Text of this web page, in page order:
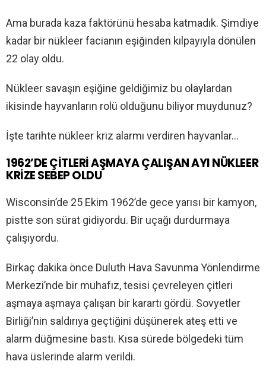
Ama burada kaza faktörünü hesaba katmadık. Şimdiye
kadar bir nükleer facianın eşiğinden kılpayıyla dönülen
22 olay oldu.
Nükleer savaşın eşiğine geldiğimiz bu olaylardan
ikisinde hayvanların rolü olduğunu biliyor muydunuz?
İşte tarihte nükleer kriz alarmı verdiren hayvanlar…
1962’DE ÇİTLERİ AŞMAYA ÇALIŞAN AYI NÜKLEER
KRİZE SEBEP OLDU
Wisconsin’de 25 Ekim 1962’de gece yarısı bir kamyon,
pistte son sürat gidiyordu. Bir uçağı durdurmaya
çalışıyordu.
Birkaç dakika önce Duluth Hava Savunma Yönlendirme
Merkezi’nde bir muhafız, tesisi çevreleyen çitleri
aşmaya aşmaya çalışan bir karartı gördü. Sovyetler
Birliği’nin saldırıya geçtiğini düşünerek ateş etti ve
alarm düğmesine bastı. Kısa sürede bölgedeki tüm
hava üslerinde alarm verildi.